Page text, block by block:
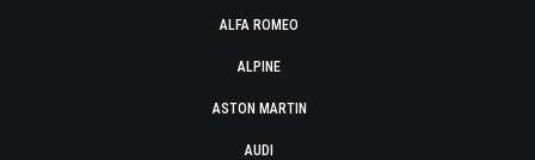
ALFA ROMEO
ALPINE
ASTON MARTIN
AUDI